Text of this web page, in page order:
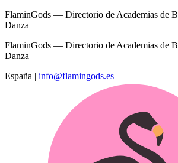
FlaminGods — Directorio de Academias de
Danza
FlaminGods — Directorio de Academias de
Danza
España | info@flamingods.es